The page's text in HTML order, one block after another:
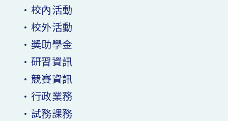
•校內活動
•校外活動
•獎助學金
•研習資訊
•競賽資訊
•行政業務
•試務課務